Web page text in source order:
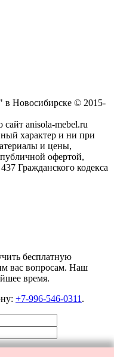
в Новосибирске © 2015-
anisola-mebel.ru
характер и ни при
и цены,
офертой,
Гражданского кодекса
бесплатную
вас вопросам. Наш
время.
+7-996-546-0311 .